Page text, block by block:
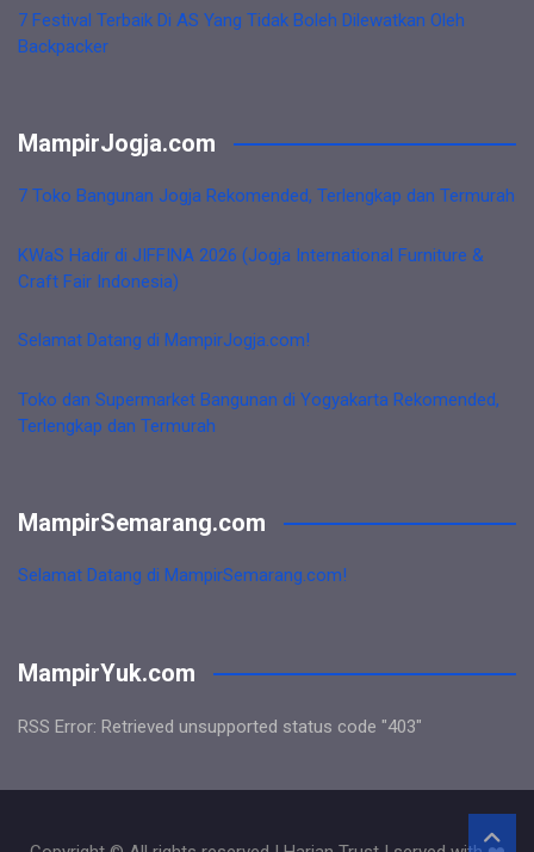
7 Festival Terbaik Di AS Yang Tidak Boleh Dilewatkan Oleh
Backpacker
MampirJogja.com
7 Toko Bangunan Jogja Rekomended, Terlengkap dan Termurah
KWaS Hadir di JIFFINA 2026 (Jogja International Furniture &
Craft Fair Indonesia)
Selamat Datang di MampirJogja.com!
Toko dan Supermarket Bangunan di Yogyakarta Rekomended,
Terlengkap dan Termurah
MampirSemarang.com
Selamat Datang di MampirSemarang.com!
MampirYuk.com
RSS Error: Retrieved unsupported status code "403"